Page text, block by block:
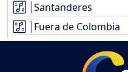
Santanderes
Fuera de Colombia